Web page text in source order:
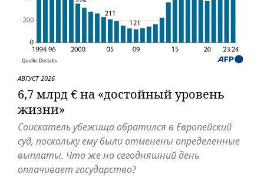
АВГУСТ 2026
6,7 млрд € на «достойный уровень
жизни»
Соискатель убежища обратился в Европейский
суд, поскольку ему были отменены определенные
выплаты. Что же на сегодняшний день
оплачивает государство?